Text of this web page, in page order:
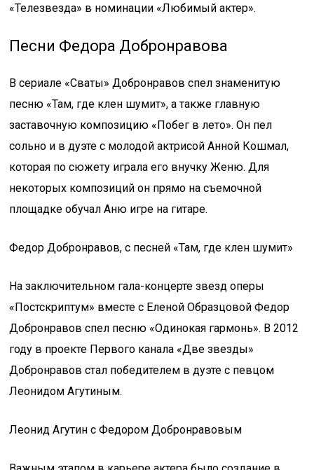
«Телезвезда» в номинации «Любимый актер».
Песни Федора Добронравова
В сериале «Сваты» Добронравов спел знаменитую
песню «Там, где клен шумит», а также главную
заставочную композицию «Побег в лето». Он пел
сольно и в дуэте с молодой актрисой Анной Кошмал,
которая по сюжету играла его внучку Женю. Для
некоторых композиций он прямо на съемочной
площадке обучал Аню игре на гитаре.
Федор Добронравов, с песней «Там, где клен шумит»
На заключительном гала-концерте звезд оперы
«Постскриптум» вместе с Еленой Образцовой Федор
Добронравов спел песню «Одинокая гармонь». В 2012
году в проекте Первого канала «Две звезды»
Добронравов стал победителем в дуэте с певцом
Леонидом Агутиным.
Леонид Агутин с Федором Добронравовым